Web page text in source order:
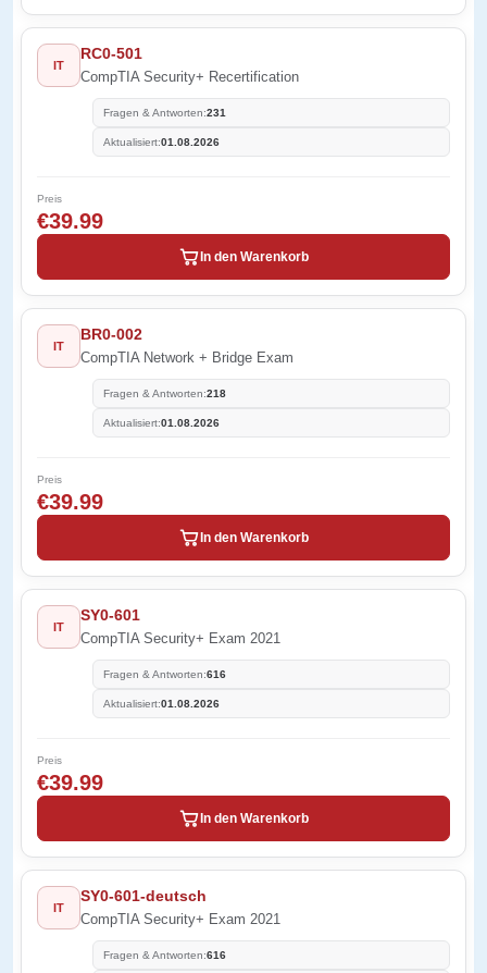
IT
RC0-501
CompTIA Security+ Recertification
Fragen & Antworten:231
Aktualisiert:01.08.2026
Preis
€39.99
In den Warenkorb
IT
BR0-002
CompTIA Network + Bridge Exam
Fragen & Antworten:218
Aktualisiert:01.08.2026
Preis
€39.99
In den Warenkorb
IT
SY0-601
CompTIA Security+ Exam 2021
Fragen & Antworten:616
Aktualisiert:01.08.2026
Preis
€39.99
In den Warenkorb
IT
SY0-601-deutsch
CompTIA Security+ Exam 2021
Fragen & Antworten:616